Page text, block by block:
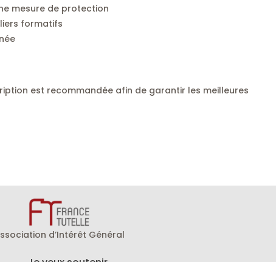
mesure de protection
formatifs
est recommandée afin de garantir les meilleures
d’Intérêt Général